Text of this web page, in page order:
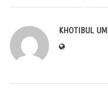
KHOTIBUL